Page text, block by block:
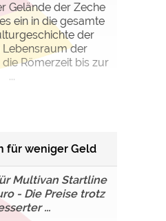
Gelände der Zeche
ein in die gesamte
der
Lebensraum der
Römerzeit bis zur
...
für weniger Geld
Multivan Startline
- Die Preise trotz
...